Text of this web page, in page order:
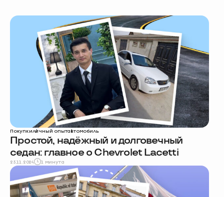
Покупкиличный опытавтомобиль
Простой, надёжный и долговечный
седан: главное о Chevrolet Lacetti
25.11.2024 1 минута